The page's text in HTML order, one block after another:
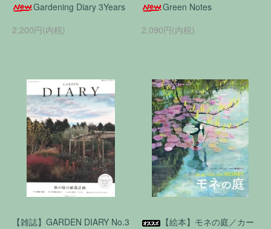
Gardening Diary 3Years
2,200円(内税)
Green Notes
2,090円(内税)
【雑誌】GARDEN DIARY No.3
【絵本】モネの庭／カー